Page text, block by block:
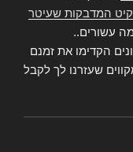
קיט המדבקות שעיטר
עשורים..
הקדימו את זמנם
שעזרנו לך לקבל